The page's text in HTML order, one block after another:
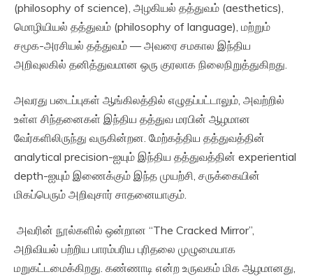
(philosophy of science), அழகியல் தத்துவம் (aesthetics),
மொழியியல் தத்துவம் (philosophy of language), மற்றும்
சமூக-அரசியல் தத்துவம் — அவரை சமகால இந்திய
அறிவுலகில் தனித்துவமான ஒரு குரலாக நிலைநிறுத்துகிறது.
அவரது படைப்புகள் ஆங்கிலத்தில் எழுதப்பட்டாலும், அவற்றில்
உள்ள சிந்தனைகள் இந்திய தத்துவ மரபின் ஆழமான
வேர்களிலிருந்து வருகின்றன. மேற்கத்திய தத்துவத்தின்
analytical precision-ஐயும் இந்திய தத்துவத்தின் experiential
depth-ஐயும் இணைக்கும் இந்த முயற்சி, சருக்கையின்
மிகப்பெரும் அறிவுசார் சாதனையாகும்.
அவரின் நூல்களில் ஒன்றான “The Cracked Mirror”,
அறிவியல் பற்றிய பாரம்பரிய புரிதலை முழுமையாக
மறுகட்டமைக்கிறது. கண்ணாடி என்ற உருவகம் மிக ஆழமானது,